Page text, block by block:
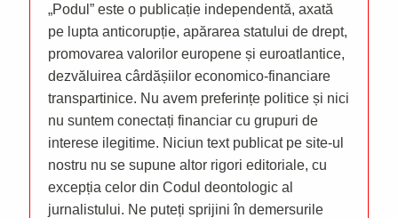
„Podul” este o publicație independentă, axată
pe lupta anticorupție, apărarea statului de drept,
promovarea valorilor europene și euroatlantice,
dezvăluirea cârdășiilor economico-financiare
transpartinice. Nu avem preferințe politice și nici
nu suntem conectați financiar cu grupuri de
interese ilegitime. Niciun text publicat pe site-ul
nostru nu se supune altor rigori editoriale, cu
excepția celor din Codul deontologic al
jurnalistului. Ne puteți sprijini în demersurile